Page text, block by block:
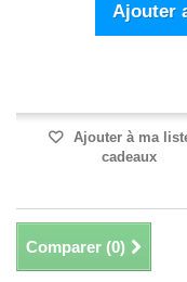
Ajouter
Ajouter à ma
cadeaux
Comparer (0)